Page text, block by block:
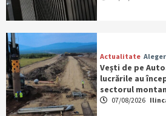
Actualitate
Vești de pe
lucrările au
sectorul montan
07/08/2026